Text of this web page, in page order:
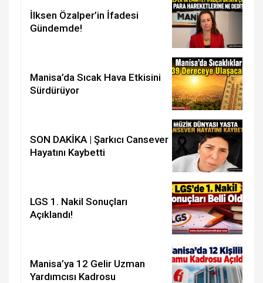
İlksen Özalper’in İfadesi
Gündemde!
Manisa’da Sıcak Hava Etkisini
Sürdürüyor
SON DAKİKA | Şarkıcı Cansever
Hayatını Kaybetti
LGS 1. Nakil Sonuçları
Açıklandı!
Manisa’ya 12 Gelir Uzman
Yardımcısı Kadrosu